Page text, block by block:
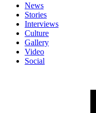
News
Stories
Interviews
Culture
Gallery
Video
Social